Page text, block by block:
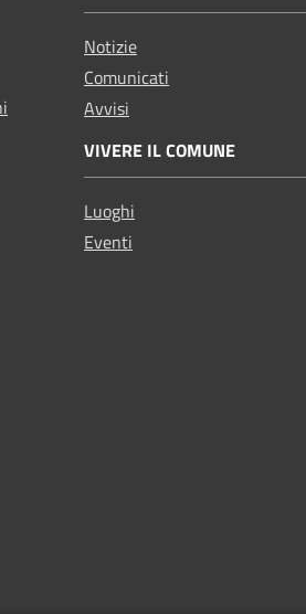
Notizie
Comunicati
Avvisi
VIVERE IL COMUNE
Luoghi
Eventi